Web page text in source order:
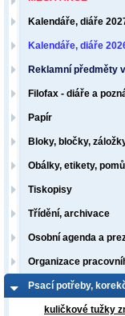
Kalendáře, diáře
Kalendáře, diáře
Reklamní předměty
Filofax - diáře a
Papír
Bloky, bločky,
Obálky, etikety,
Tiskopisy
Třídění, archivace
Osobní agenda a
Organizace
Psací potřeby,
kuličkové tužky